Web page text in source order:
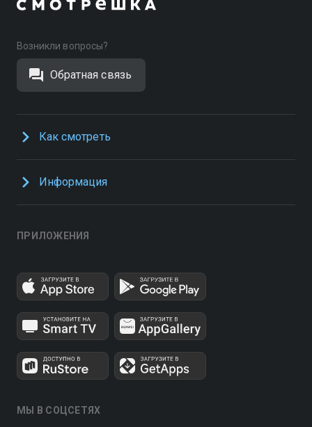
Возникли вопросы?
Обратная связь
Как смотреть
Информация
ПРИЛОЖЕНИЯ
МЫ В СОЦСЕТЯХ